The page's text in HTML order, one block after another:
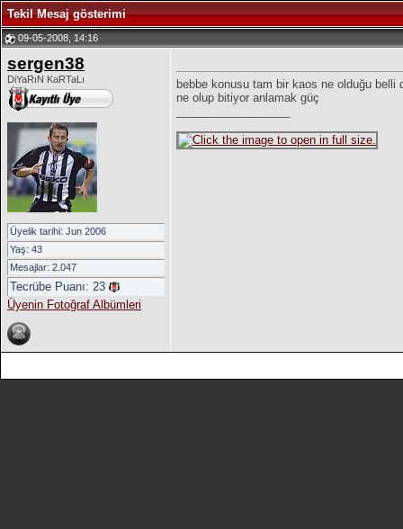
Tekil Mesaj gösterimi
09-05-2008, 14:16
sergen38
DiYaRıN KaRTaLı
Üyelik tarihi: Jun 2006
Yaş: 43
Mesajlar: 2.047
Tecrübe Puanı: 23
Üyenin Fotoğraf Albümleri
bebbe konusu tam bir kaos ne olduğu
ne olup bitiyor anlamak güç